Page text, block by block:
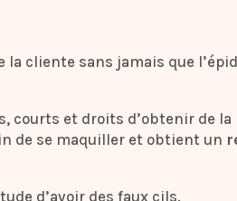
la cliente sans jamais que
courts et droits d’obtenir de
de se maquiller et obtient un
d’avoir des faux cils.